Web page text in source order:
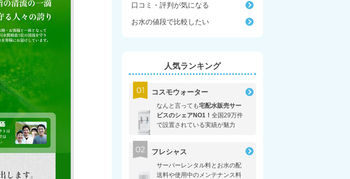
口コミ・評判が気になる
お水の値段で比較したい
人気ランキング
コスモウォーター
なんと言っても宅配水販売サー
ビスのシェアNO1！ 全国29万件
で設置されている実績が魅力
フレシャス
サーバーレンタル料とお水の配
送料や使用中のメンテナンス料